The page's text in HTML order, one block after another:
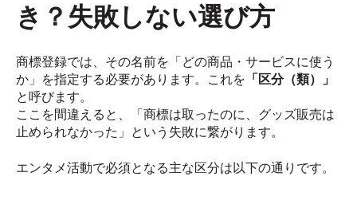
き？失敗しない選び方
商標登録では、その名前を「どの商品・サービスに使う
か」を指定する必要があります。これを 「区分（類）」
と呼びます。
ここを間違えると、「商標は取ったのに、グッズ販売は
止められなかった」という失敗に繋がります。
エンタメ活動で必須となる主な区分は以下の通りです。